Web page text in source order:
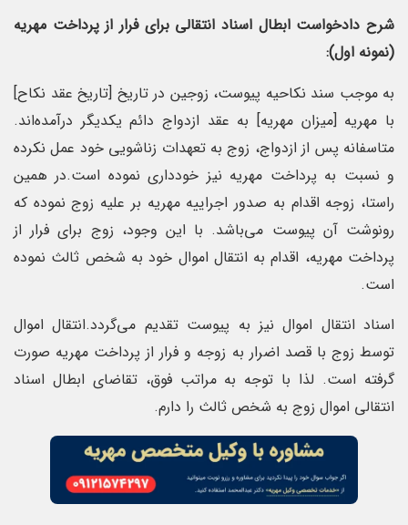
شرح دادخواست ابطال اسناد انتقالی برای فرار از پرداخت مهریه
(نمونه اول):
به موجب سند نکاحیه پیوست، زوجین در تاریخ [تاریخ عقد نکاح]
با مهریه [میزان مهریه] به عقد ازدواج دائم یکدیگر درآمده‌اند.
متاسفانه پس از ازدواج، زوج به تعهدات زناشویی خود عمل نکرده
و نسبت به پرداخت مهریه نیز خودداری نموده است.در همین
راستا، زوجه اقدام به صدور اجراییه مهریه بر علیه زوج نموده که
رونوشت آن پیوست می‌باشد. با این وجود، زوج برای فرار از
پرداخت مهریه، اقدام به انتقال اموال خود به شخص ثالث نموده
است.
اسناد انتقال اموال نیز به پیوست تقدیم می‌گردد.انتقال اموال
توسط زوج با قصد اضرار به زوجه و فرار از پرداخت مهریه صورت
گرفته است. لذا با توجه به مراتب فوق، تقاضای ابطال اسناد
انتقالی اموال زوج به شخص ثالث را دارم.